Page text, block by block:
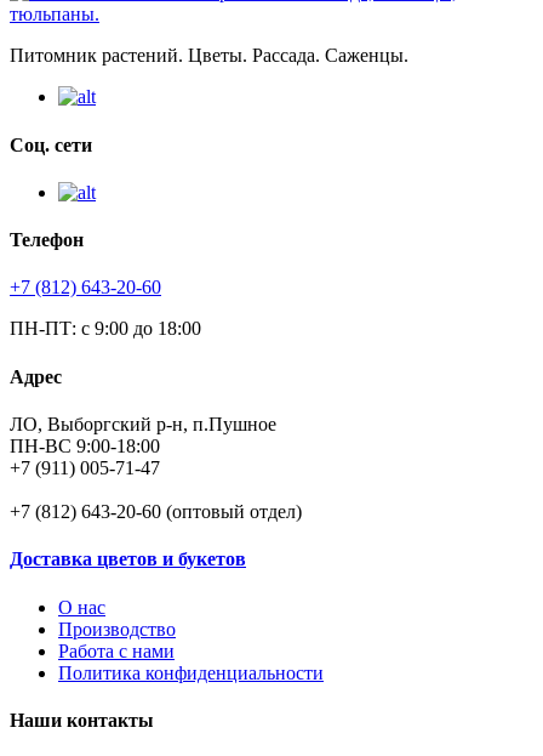
Питомник растений. Цветы. Рассада. Саженцы.
Соц. сети
Телефон
+7 (812) 643-20-60
ПН-ПТ: с 9:00 до 18:00
Адрес
ЛО, Выборгский р-н, п.Пушное
ПН-ВС 9:00-18:00
+7 (911) 005-71-47
+7 (812) 643-20-60 (оптовый отдел)
Доставка цветов и букетов
О нас
Производство
Работа с нами
Политика конфиденциальности
Наши контакты